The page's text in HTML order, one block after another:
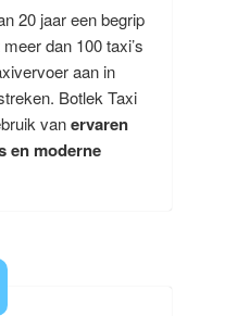
20 jaar een begrip
dan 100 taxi’s
aan in
Botlek Taxi
vanervaren
en moderne